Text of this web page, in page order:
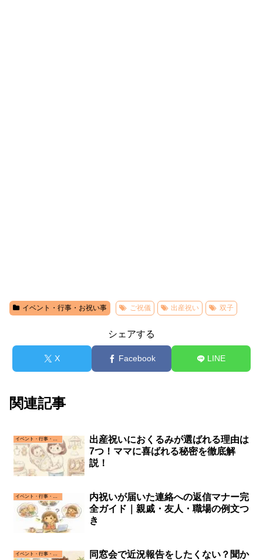
イベント・行事・お祝い事 ご祝儀 出産祝い 双子
シェアする
X Facebook LINE
関連記事
イベント・行事・お祝い事
出産祝いにおくるみが選ばれる理由は
7つ！ママに喜ばれる秘密を徹底解
説！
イベント・行事・お祝い事
内祝いが届いた連絡への返信マナー完
全ガイド｜親戚・友人・職場の例文つ
き
同窓会で近況報告をしたくない？聞か